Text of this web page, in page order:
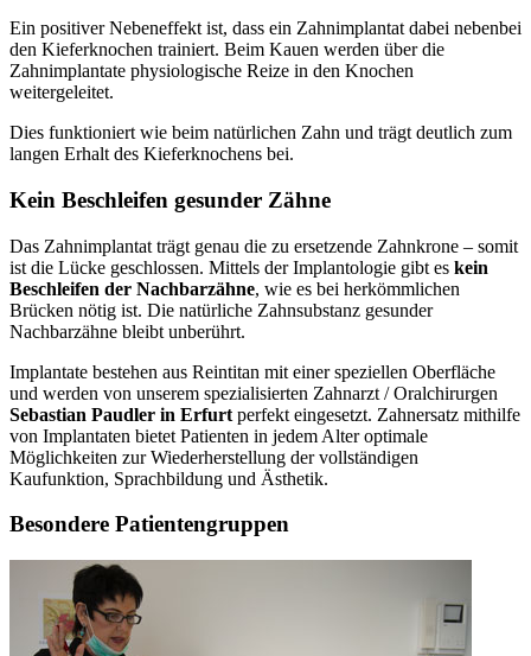
Ein positiver Nebeneffekt ist, dass ein Zahnimplantat dabei nebenbei
den Kieferknochen trainiert. Beim Kauen werden über die
Zahnimplantate physiologische Reize in den Knochen
weitergeleitet.
Dies funktioniert wie beim natürlichen Zahn und trägt deutlich zum
langen Erhalt des Kieferknochens bei.
Kein Beschleifen gesunder Zähne
Das Zahnimplantat trägt genau die zu ersetzende Zahnkrone – somit
ist die Lücke geschlossen. Mittels der Implantologie gibt es kein
Beschleifen der Nachbarzähne, wie es bei herkömmlichen
Brücken nötig ist. Die natürliche Zahnsubstanz gesunder
Nachbarzähne bleibt unberührt.
Implantate bestehen aus Reintitan mit einer speziellen Oberfläche
und werden von unserem spezialisierten Zahnarzt / Oralchirurgen
Sebastian Paudler in Erfurt perfekt eingesetzt. Zahnersatz mithilfe
von Implantaten bietet Patienten in jedem Alter optimale
Möglichkeiten zur Wiederherstellung der vollständigen
Kaufunktion, Sprachbildung und Ästhetik.
Besondere Patientengruppen